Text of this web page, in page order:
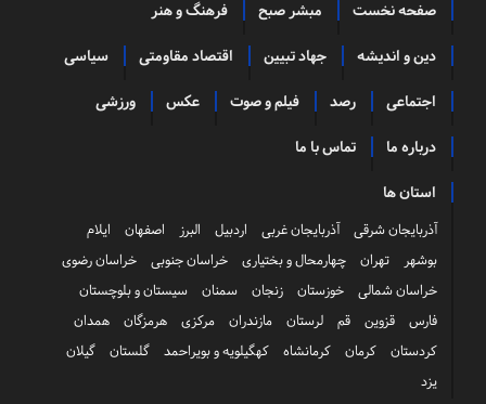
صفحه نخست مبشر صبح فرهنگ و هنر
دین و اندیشه جهاد تبیین اقتصاد مقاومتی سیاسی
اجتماعی رصد فیلم و صوت عکس ورزشی
درباره ما تماس با ما
استان ها
آذربایجان شرقی آذربایجان غربی اردبیل البرز اصفهان
ایلام
بوشهر
تهران چهارمحال و بختیاری خراسان جنوبی
خراسان رضوی
خراسان شمالی
خوزستان زنجان سمنان
سیستان و بلوچستان
فارس
قزوین قم لرستان مازندران مرکزی هرمزگان
همدان
کردستان
کرمان کرمانشاه کهگیلویه و بویراحمد گلستان
گیلان
یزد